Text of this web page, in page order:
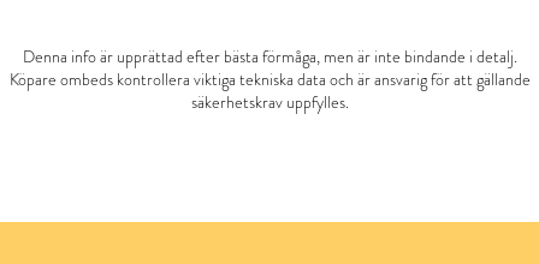
Denna info är upprättad efter bästa förmåga, men är inte bindande i detalj.
Köpare ombeds kontrollera viktiga tekniska data och är ansvarig för att gällande
säkerhetskrav uppfylles.